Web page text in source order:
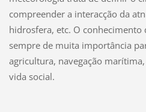
compreender a interacção da
hidrosfera, etc. O conhecimento
sempre de muita importância
agricultura, navegação
vida social.